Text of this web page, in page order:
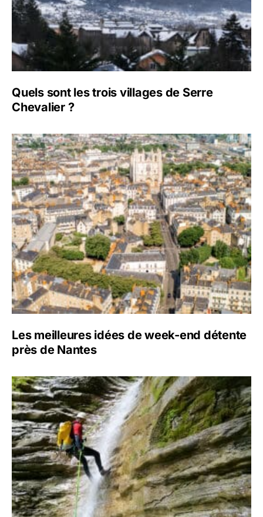
Quels sont les trois villages de Serre
Chevalier ?
Les meilleures idées de week-end détente
près de Nantes